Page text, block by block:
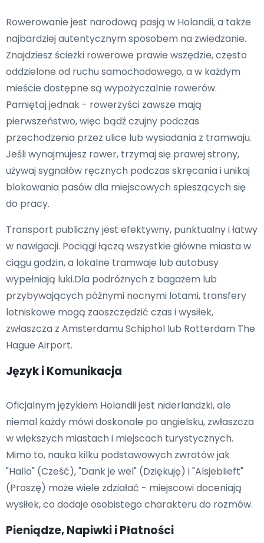
Rowerowanie jest narodową pasją w Holandii, a także
najbardziej autentycznym sposobem na zwiedzanie.
Znajdziesz ścieżki rowerowe prawie wszędzie, często
oddzielone od ruchu samochodowego, a w każdym
mieście dostępne są wypożyczalnie rowerów.
Pamiętaj jednak - rowerzyści zawsze mają
pierwszeństwo, więc bądź czujny podczas
przechodzenia przez ulice lub wysiadania z tramwaju.
Jeśli wynajmujesz rower, trzymaj się prawej strony,
używaj sygnałów ręcznych podczas skręcania i unikaj
blokowania pasów dla miejscowych spieszących się
do pracy.
Transport publiczny jest efektywny, punktualny i łatwy
w nawigacji. Pociągi łączą wszystkie główne miasta w
ciągu godzin, a lokalne tramwaje lub autobusy
wypełniają luki.Dla podróżnych z bagażem lub
przybywających późnymi nocnymi lotami, transfery
lotniskowe mogą zaoszczędzić czas i wysiłek,
zwłaszcza z Amsterdamu Schiphol lub Rotterdam The
Hague Airport.
Język i Komunikacja
Oficjalnym językiem Holandii jest niderlandzki, ale
niemal każdy mówi doskonale po angielsku, zwłaszcza
w większych miastach i miejscach turystycznych.
Mimo to, nauka kilku podstawowych zwrotów jak
"Hallo" (Cześć), "Dank je wel" (Dziękuję) i "Alsjeblieft"
(Proszę) może wiele zdziałać - miejscowi doceniają
wysiłek, co dodaje osobistego charakteru do rozmów.
Pieniądze, Napiwki i Płatności